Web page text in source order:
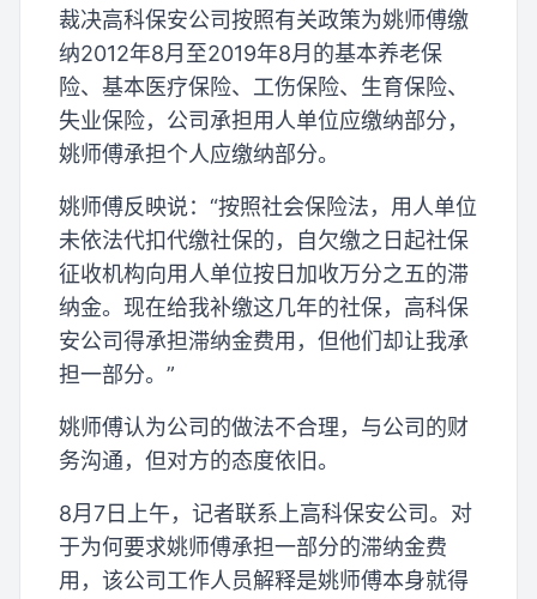
裁决高科保安公司按照有关政策为姚师傅缴
纳2012年8月至2019年8月的基本养老保
险、基本医疗保险、工伤保险、生育保险、
失业保险，公司承担用人单位应缴纳部分，
姚师傅承担个人应缴纳部分。
姚师傅反映说：“按照社会保险法，用人单位
未依法代扣代缴社保的，自欠缴之日起社保
征收机构向用人单位按日加收万分之五的滞
纳金。现在给我补缴这几年的社保，高科保
安公司得承担滞纳金费用，但他们却让我承
担一部分。”
姚师傅认为公司的做法不合理，与公司的财
务沟通，但对方的态度依旧。
8月7日上午，记者联系上高科保安公司。对
于为何要求姚师傅承担一部分的滞纳金费
用，该公司工作人员解释是姚师傅本身就得